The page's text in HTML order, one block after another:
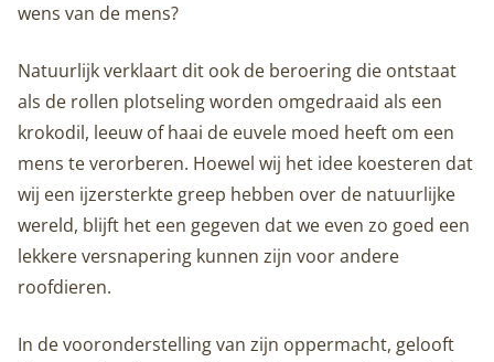
wens van de mens?
Natuurlijk verklaart dit ook de beroering die ontstaat
als de rollen plotseling worden omgedraaid als een
krokodil, leeuw of haai de euvele moed heeft om een
mens te verorberen. Hoewel wij het idee koesteren dat
wij een ijzersterkte greep hebben over de natuurlijke
wereld, blijft het een gegeven dat we even zo goed een
lekkere versnapering kunnen zijn voor andere
roofdieren.
In de vooronderstelling van zijn oppermacht, gelooft